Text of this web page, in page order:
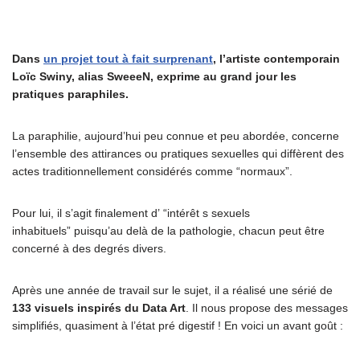
Dans un projet tout à fait surprenant, l’artiste contemporain
Loïc Swiny, alias SweeeN, exprime au grand jour les
pratiques paraphiles.
La paraphilie, aujourd’hui peu connue et peu abordée, concerne
l’ensemble des attirances ou pratiques sexuelles qui diffèrent des
actes traditionnellement considérés comme “normaux”.
Pour lui, il s’agit finalement d’ “intérêt s sexuels
inhabituels” puisqu’au delà de la pathologie, chacun peut être
concerné à des degrés divers.
Après une année de travail sur le sujet, il a réalisé une sérié de
133 visuels inspirés du Data Art . Il nous propose des messages
simplifiés, quasiment à l’état pré digestif ! En voici un avant goût :